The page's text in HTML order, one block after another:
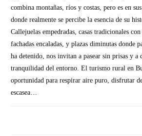
combina montañas, ríos y costas, pero es en
donde realmente se percibe la esencia de su
Callejuelas empedradas, casas tradicionales
fachadas encaladas, y plazas diminutas donde
ha detenido, nos invitan a pasear sin prisas y
tranquilidad del entorno. El turismo rural en
oportunidad para respirar aire puro, disfrutar
escasea…